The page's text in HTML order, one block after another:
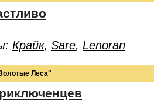
Крайк, Sare, Lenoran
Леса"